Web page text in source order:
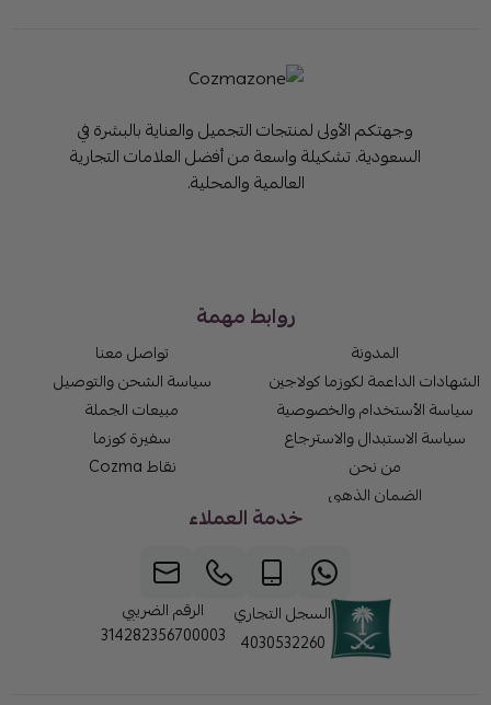
وجهتكم الأولى لمنتجات التجميل والعناية بالبشرة في
السعودية. تشكيلة واسعة من أفضل العلامات التجارية
العالمية والمحلية.
روابط مهمة
المدونة
الشهادات الداعمة لكوزما كولاجين
سياسة الأستخدام والخصوصية
سياسة الاستبدال والاسترجاع
من نحن
الضمان الذهبي
تواصل معنا
سياسة الشحن والتوصيل
مبيعات الجملة
سفيرة كوزما
نقاط Cozma
خدمة العملاء
السجل التجاري
4030532260
الرقم الضريبي
314282356700003